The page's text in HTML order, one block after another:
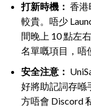
打新時機： 香港
較貴。唔少
間晚上 10 點左
名單嘅項目，唔
安全注意：
好將助記詞存喺
方唔會 Discord